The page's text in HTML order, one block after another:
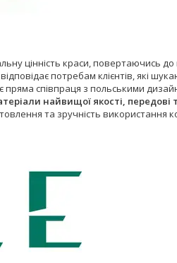
цінність краси, повертаючись до
потребам клієнтів, які
пряма співпраця з польськими
найвищої якості, передові
та зручність використання